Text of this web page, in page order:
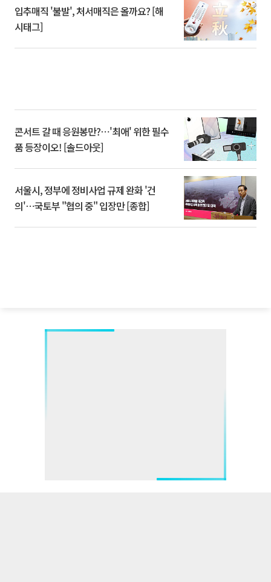
입추매직 '불발', 처서매직은 올까요? [해
시태그]
콘서트 갈 때 응원봉만?⋯'최애' 위한 필수
품 등장이오! [솔드아웃]
서울시, 정부에 정비사업 규제 완화 '건
의'⋯국토부 "협의 중" 입장만 [종합]